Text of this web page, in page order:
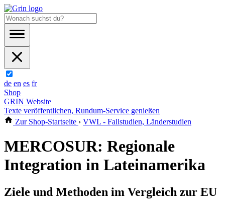
de en es fr
Shop
GRIN Website
Texte veröffentlichen, Rundum-Service genießen
Zur Shop-Startseite › VWL - Fallstudien, Länderstudien
MERCOSUR: Regionale
Integration in Lateinamerika
Ziele und Methoden im Vergleich zur EU